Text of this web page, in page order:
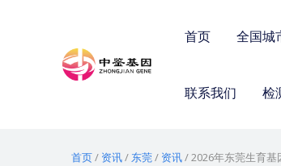
首页 全国城
联系我们 检
首页/ 资讯/ 东莞/ 资讯/2026年东莞生育